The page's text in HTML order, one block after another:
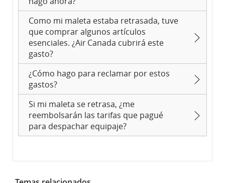
Como mi maleta estaba retrasada, tuve
que comprar algunos artículos
esenciales. ¿Air Canada cubrirá este
gasto?
¿Cómo hago para reclamar por estos
gastos?
Si mi maleta se retrasa, ¿me
reembolsarán las tarifas que pagué
para despachar equipaje?